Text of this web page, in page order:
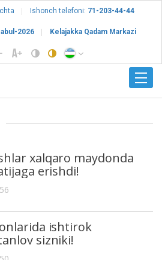
Ishonch telefoni: 71-203-44-44
2026 Kelajakka Qadam Markazi
xalqaro maydonda
erishdi!
ishtirok
sizniki!